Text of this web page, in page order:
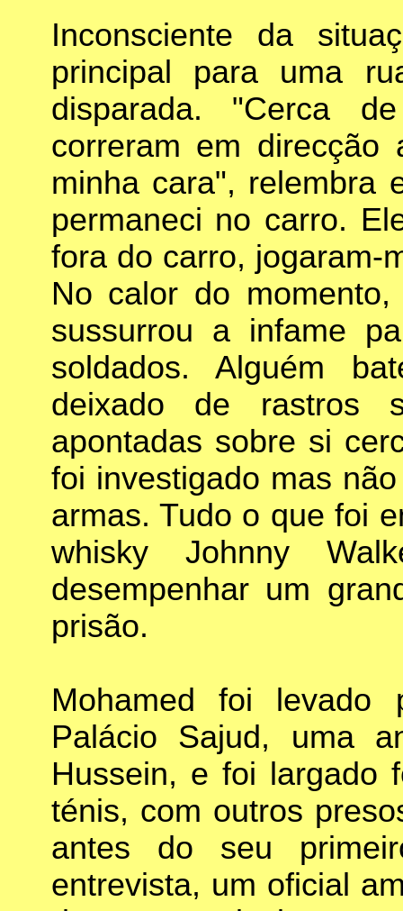
Inconsciente da
principal para uma
disparada. "Cerca
correram em direcção
minha cara", relembra
permaneci no carro.
fora do carro, jogaram-
No calor do
sussurrou a infame
soldados. Alguém
deixado de rastros
apontadas sobre si
foi investigado mas
armas. Tudo o que foi
whisky Johnny
desempenhar um
prisão.
Mohamed foi
Palácio Sajud, uma
Hussein, e foi largado
ténis, com outros
antes do seu
entrevista, um oficial